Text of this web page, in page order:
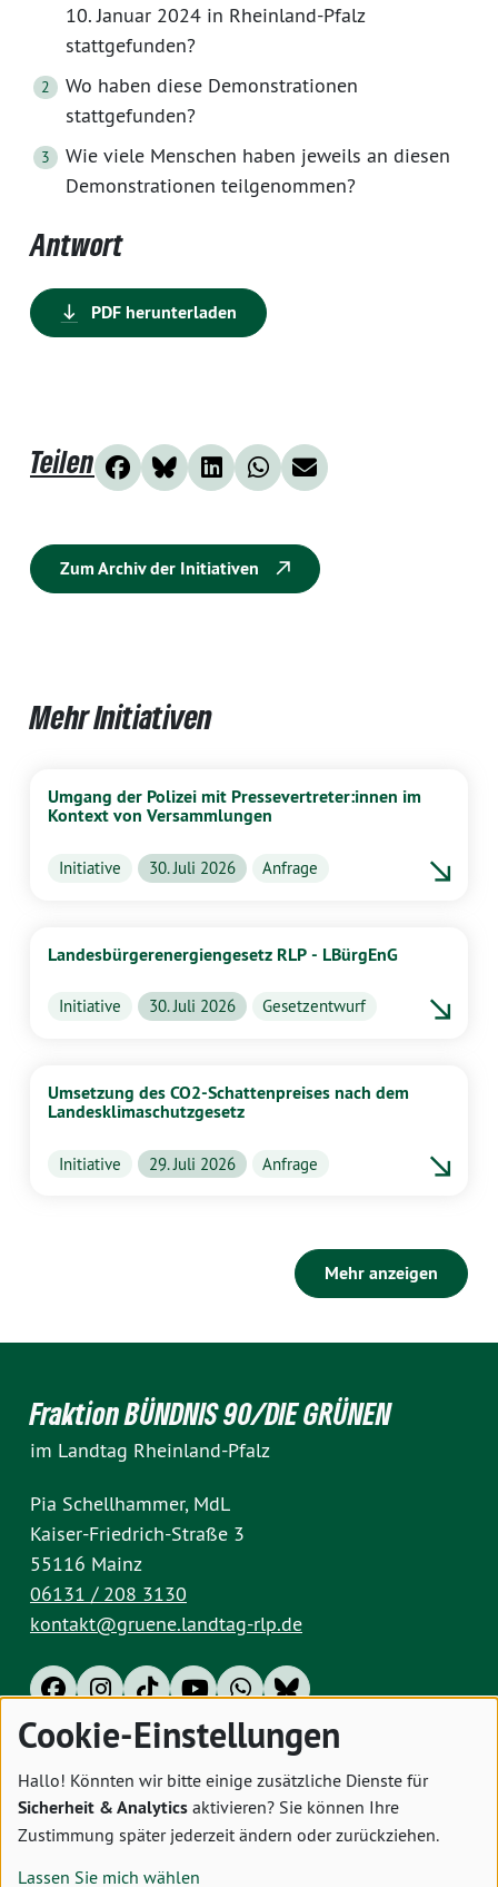
10. Januar 2024 in Rheinland-Pfalz
stattgefunden?
Wo haben diese Demonstrationen
stattgefunden?
Wie viele Menschen haben jeweils an diesen
Demonstrationen teilgenommen?
Antwort
PDF herunterladen
Teilen
Zum Archiv der Initiativen
Mehr Initiativen
Umgang der Polizei mit Pressevertreter:innen im
Kontext von Versammlungen
Initiative 30. Juli 2026 Anfrage
Landesbürgerenergiengesetz RLP - LBürgEnG
Initiative 30. Juli 2026 Gesetzentwurf
Umsetzung des CO2-Schattenpreises nach dem
Landesklimaschutzgesetz
Initiative 29. Juli 2026 Anfrage
Mehr anzeigen
Fraktion BÜNDNIS 90/DIE GRÜNEN
im Landtag Rheinland-Pfalz
Pia Schellhammer, MdL
Kaiser-Friedrich-Straße 3
55116 Mainz
06131 / 208 3130
kontakt@gruene.landtag-rlp.de
Impressum Datenschutz Cookies
Cookie-Einstellungen
Hallo! Könnten wir bitte einige zusätzliche Dienste für
Sicherheit & Analytics aktivieren? Sie können Ihre
Zustimmung später jederzeit ändern oder zurückziehen.
Lassen Sie mich wählen